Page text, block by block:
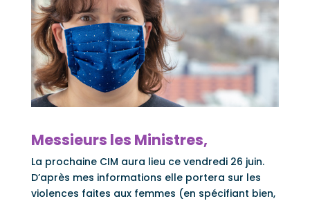
Messieurs les Ministres,
La prochaine CIM aura lieu ce vendredi 26 juin.
D’après mes informations elle portera sur les
violences faites aux femmes (en spécifiant bien,